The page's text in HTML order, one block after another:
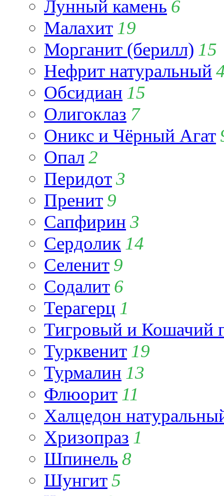
Лунный камень 6
Малахит 19
Морганит (берилл) 15
Нефрит натуральный
Обсидиан 15
Олигоклаз 7
Оникс и Чёрный Агат
Опал2
Перидот3
Пренит 9
Сапфирин 3
Сердолик 14
Селенит 9
Содалит 6
Терагерц 1
Тигровый и Кошачий
Турквенит 19
Турмалин 13
Флюорит 11
Халцедон
Хризопраз 1
Шпинель 8
Шунгит5